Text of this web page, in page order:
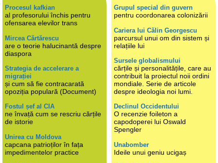
Procesul kafkian
al profesorului închis pentru
ofensarea elevilor trans
Mircea Cărtărescu
are o teorie halucinantă despre
diaspora
Strategia de accelerare a
migrației
și cum să fie contracarată
opoziția populară (Document)
Fostul șef al CIA
ne învață cum se rescriu cărțile
de istorie
Unirea cu Moldova
capcana patrioților în fața
impedimentelor practice
Grupul special din guvern
pentru coordonarea colonizării
Cariera lui Călin Georgescu
parcursul unui om din sistem și
relațiile lui
Sursele globalismului
cărțile și personalitățile, care au
contribuit la proiectul noii ordini
mondiale. Serie de articole
despre ideologia noi lumi.
Declinul Occidentului
O recenzie foileton a
capodoperei lui Oswald
Spengler
Unabomber
Ideile unui geniu ucigaș